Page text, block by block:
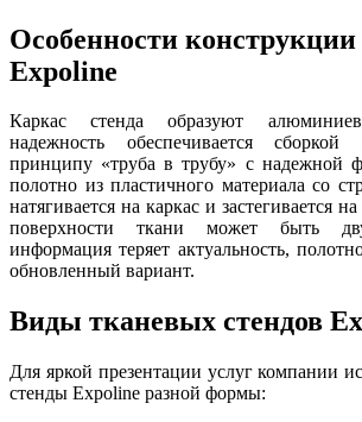
Особенности конструкции
Expoline
Каркас стенда образуют
надежность обеспечивается
принципу «труба в трубу» с надежной
полотно из пластичного материала со
натягивается на каркас и застегивается
поверхности ткани может быть
информация теряет актуальность,
обновленный вариант.
Виды тканевых стендов
Для яркой презентации услуг компании
стенды Expoline разной формы: